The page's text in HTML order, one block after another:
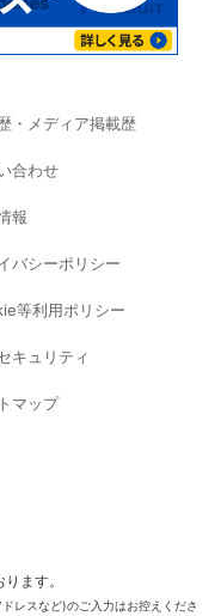
・メディア掲載歴
合わせ
報
バシーポリシー
等利用ポリシー
キュリティ
マップ
ます。
レスなど)のご入力はお控えくださ